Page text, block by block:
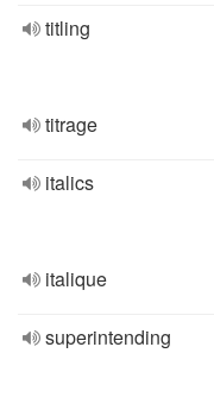
titling
titrage
italics
italique
superintending